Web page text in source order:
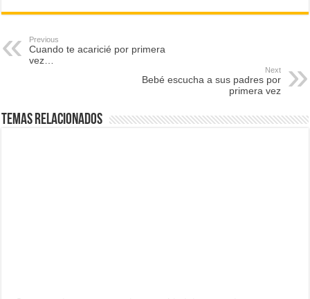
Previous
Cuando te acaricié por primera
vez…
Next
Bebé escucha a sus padres por
primera vez
Temas Relacionados